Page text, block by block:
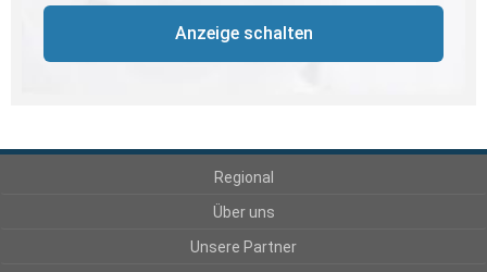
Anzeige schalten
Regional
Über uns
Unsere Partner